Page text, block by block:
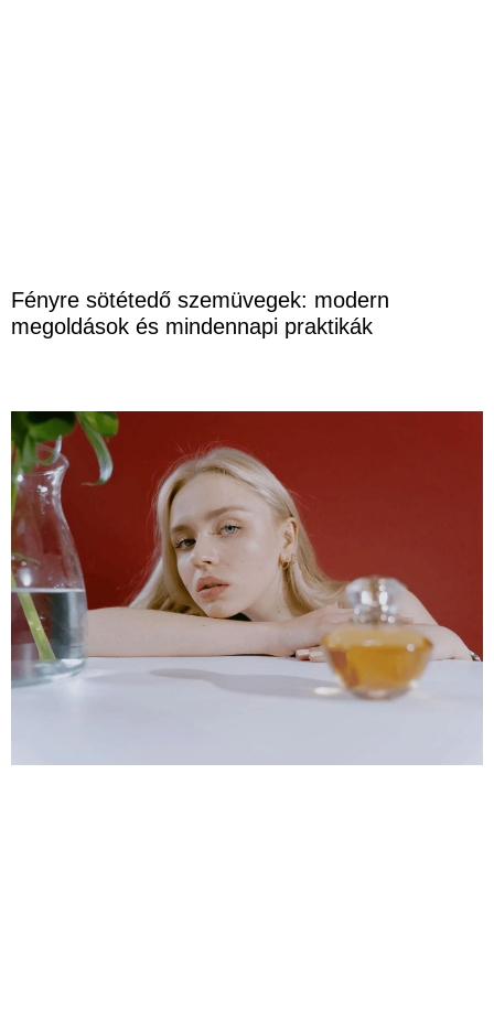
Fényre sötétedő szemüvegek: modern
megoldások és mindennapi praktikák